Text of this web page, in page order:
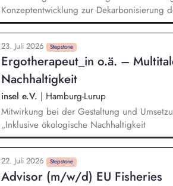
Konzeptentwicklung zur Dekarbonisierung
Nachhaltigkeitsmaßnahmen und Bewertung
technische Vorprüfung für PV-, LED- und
Gebäudezertifizierung nach gängigen
und Präsentationen für interne und externe
23. Juli 2026 Stepstone
Ergotherapeut_in o.ä. –
Nachhaltigkeit
insel e.V. | Hamburg-Lurup
Mitwirkung bei der Gestaltung und
„Inklusive ökologische Nachhaltigkeit
22. Juli 2026 Stepstone
Advisor (m/w/d) EU Fisheries